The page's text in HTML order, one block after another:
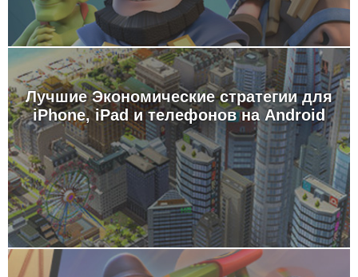
Лучшие Экономические стратегии для
iPhone, iPad и телефонов на Android